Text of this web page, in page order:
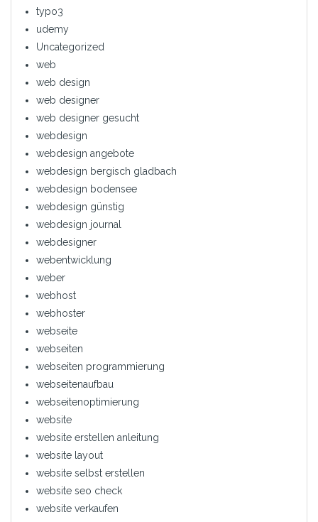
typo3
udemy
Uncategorized
web
web design
web designer
web designer gesucht
webdesign
webdesign angebote
webdesign bergisch gladbach
webdesign bodensee
webdesign günstig
webdesign journal
webdesigner
webentwicklung
weber
webhost
webhoster
webseite
webseiten
webseiten programmierung
webseitenaufbau
webseitenoptimierung
website
website erstellen anleitung
website layout
website selbst erstellen
website seo check
website verkaufen